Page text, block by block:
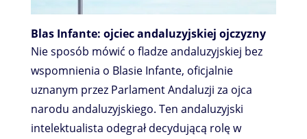
Blas Infante: ojciec andaluzyjskiej ojczyzny
Nie sposób mówić o fladze andaluzyjskiej bez
wspomnienia o Blasie Infante, oficjalnie
uznanym przez Parlament Andaluzji za ojca
narodu andaluzyjskiego. Ten andaluzyjski
intelektualista odegrał decydującą rolę w